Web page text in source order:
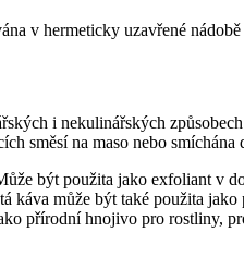
v hermeticky uzavřené
i nekulinářských
směsí na maso nebo
být použita jako exfoliant v
káva může být také použita
přírodní hnojivo pro rostliny,